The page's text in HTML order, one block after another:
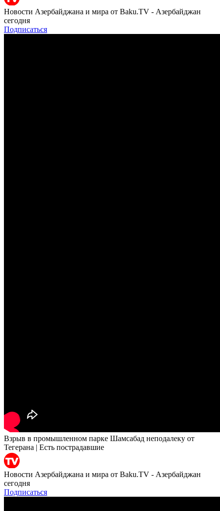
Новости Азербайджана и мира от Baku.TV - Азербайджан
сегодня
Подписаться
Взрыв в промышленном парке Шамсабад неподалеку от
Тегерана | Есть пострадавшие
Новости Азербайджана и мира от Baku.TV - Азербайджан
сегодня
Подписаться